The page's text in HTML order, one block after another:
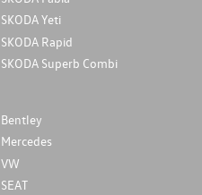
SKODA Yeti
SKODA Rapid
SKODA Superb Combi
Bentley
Mercedes
VW
SEAT